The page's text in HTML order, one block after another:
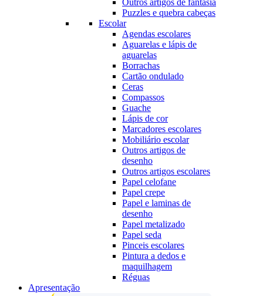
Outros artigos de fantasia
Puzzles e quebra cabeças
Escolar
Agendas escolares
Aguarelas e lápis de
aguarelas
Borrachas
Cartão ondulado
Ceras
Compassos
Guache
Lápis de cor
Marcadores escolares
Mobiliário escolar
Outros artigos de
desenho
Outros artigos escolares
Papel celofane
Papel crepe
Papel e laminas de
desenho
Papel metalizado
Papel seda
Pinceis escolares
Pintura a dedos e
maquilhagem
Réguas
Apresentação